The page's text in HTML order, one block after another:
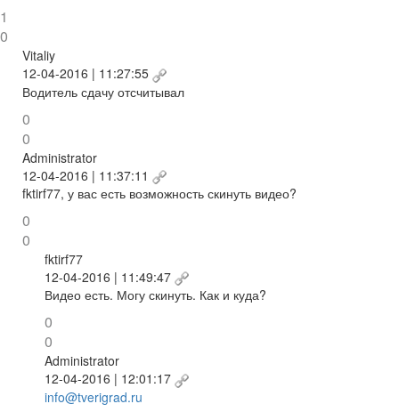
1
0
Vitaliy
12-04-2016 | 11:27:55
Водитель сдачу отсчитывал
0
0
Administrator
12-04-2016 | 11:37:11
fktirf77, у вас есть возможность скинуть видео?
0
0
fktirf77
12-04-2016 | 11:49:47
Видео есть. Могу скинуть. Как и куда?
0
0
Administrator
12-04-2016 | 12:01:17
info@tverigrad.ru